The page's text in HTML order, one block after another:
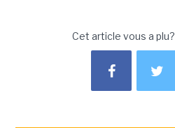
Cet article vous a plu?